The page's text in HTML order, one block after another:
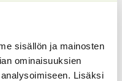
sisällön ja mainosten
ominaisuuksien
Lisäksi